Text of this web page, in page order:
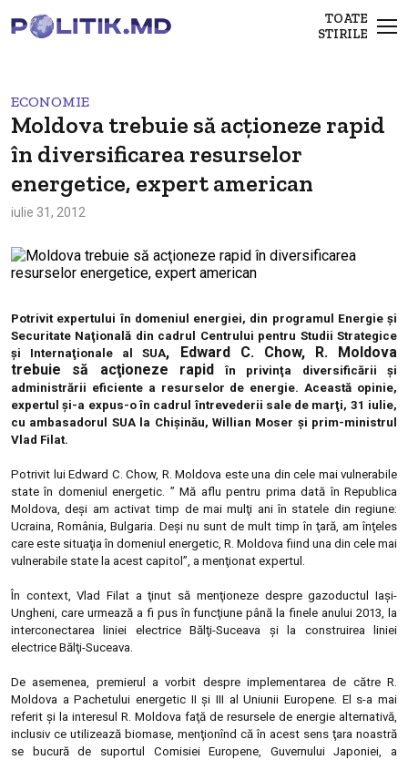
TOATE
STIRILE
ECONOMIE
Moldova trebuie să acţioneze rapid
în diversificarea resurselor
energetice, expert american
iulie 31, 2012
Potrivit expertului în domeniul energiei, din programul Energie şi
Securitate Naţională din cadrul Centrului pentru Studii Strategice
şi Internaţionale al SUA, Edward C. Chow, R. Moldova
trebuie să acţioneze rapid
în privinţa diversificării şi
administrării eficiente a resurselor de energie. Această opinie,
expertul şi-a expus-o în cadrul întrevederii sale de marţi, 31 iulie,
cu ambasadorul SUA la Chişinău, Willian Moser şi prim-ministrul
Vlad Filat.
Potrivit lui Edward C. Chow, R. Moldova este una din cele mai vulnerabile
state în domeniul energetic. ” Mă aflu pentru prima dată în Republica
Moldova, deşi am activat timp de mai mulţi ani în statele din regiune:
Ucraina, România, Bulgaria. Deşi nu sunt de mult timp în ţară, am înţeles
care este situaţia în domeniul energetic, R. Moldova fiind una din cele mai
vulnerabile state la acest capitol”, a menţionat expertul.
În context, Vlad Filat a ţinut să menţioneze despre gazoductul Iaşi-
Ungheni, care urmează a fi pus în funcţiune până la finele anului 2013, la
interconectarea liniei electrice Bălţi-Suceava şi la construirea liniei
electrice Bălţi-Suceava.
De asemenea, premierul a vorbit despre implementarea de către R.
Moldova a Pachetului energetic II şi III al Uniunii Europene. El s-a mai
referit şi la interesul R. Moldova faţă de resursele de energie alternativă,
inclusiv ce utilizează biomase, menţionînd că în acest sens ţara noastră
se bucură de suportul Comisiei Europene, Guvernului Japoniei, a